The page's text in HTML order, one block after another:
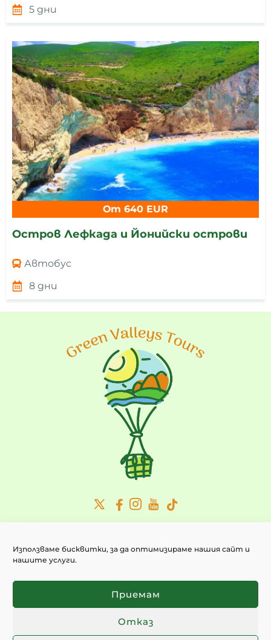
Използваме бисквитки, за да оптимизираме нашия сайт и
нашите услуги.
Приемам
Отказ
5 дни
От 640 EUR
Остров Лефкада и Йонийски острови
Автобус
8 дни
ИМЕЙЛ*
Политиката за поверителност
ИЗПРАТИ